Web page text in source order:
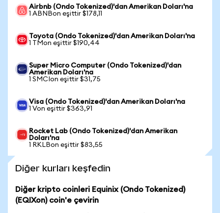
Airbnb (Ondo Tokenized)'dan Amerikan Doları'na
1 ABNBon eşittir $178,11
Toyota (Ondo Tokenized)'dan Amerikan Doları'na
1 TMon eşittir $190,44
Super Micro Computer (Ondo Tokenized)'dan
Amerikan Doları'na
1 SMCIon eşittir $31,75
Visa (Ondo Tokenized)'dan Amerikan Doları'na
1 Von eşittir $363,91
Rocket Lab (Ondo Tokenized)'dan Amerikan
Doları'na
1 RKLBon eşittir $83,55
Diğer kurları keşfedin
Diğer kripto coinleri Equinix (Ondo Tokenized)
(EQIXon) coin'e çevirin